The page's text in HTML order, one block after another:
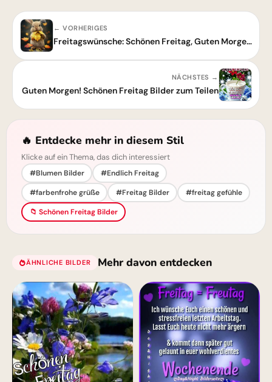
← VORHERIGES
Freitagswünsche: Schönen Freitag, Guten Morgen und tolles Wochenende!
NÄCHSTES →
Guten Morgen! Schönen Freitag Bilder zum Teilen
🔥 Entdecke mehr in diesem Stil
Klicke auf ein Thema, das dich interessiert
#Blumen Bilder
#Endlich Freitag
#farbenfrohe grüße
#Freitag Bilder
#freitag gefühle
📁 Schönen Freitag Bilder
ÄHNLICHE BILDER Mehr davon entdecken